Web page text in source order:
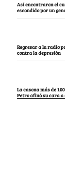
Así encontraron el
escondido por un
Regresar a la radio
contra la depresión
La casona más de
Petro afinó su cara